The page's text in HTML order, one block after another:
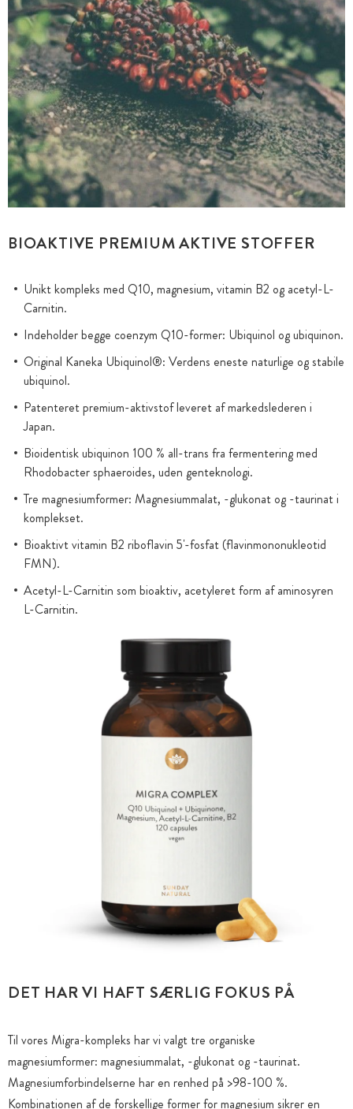
BIOAKTIVE PREMIUM AKTIVE STOFFER
Unikt kompleks med Q10, magnesium, vitamin B2 og acetyl-L-
Carnitin.
Indeholder begge coenzym Q10-former: Ubiquinol og ubiquinon.
Original Kaneka Ubiquinol®: Verdens eneste naturlige og stabile
ubiquinol.
Patenteret premium-aktivstof leveret af markedslederen i
Japan.
Bioidentisk ubiquinon 100 % all-trans fra fermentering med
Rhodobacter sphaeroides, uden genteknologi.
Tre magnesiumformer: Magnesiummalat, -glukonat og -taurinat i
komplekset.
Bioaktivt vitamin B2 riboflavin 5'-fosfat (flavinmononukleotid
FMN).
Acetyl-L-Carnitin som bioaktiv, acetyleret form af aminosyren
L-Carnitin.
DET HAR VI HAFT SÆRLIG FOKUS PÅ
Til vores Migra-kompleks har vi valgt tre organiske
magnesiumformer: magnesiummalat, -glukonat og -taurinat.
Magnesiumforbindelserne har en renhed på >98-100 %.
Kombinationen af de forskellige former for magnesium sikrer en